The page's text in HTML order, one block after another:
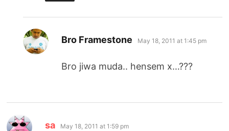
Bro Framestone says:
May 18, 2011 at 1:45 pm
Bro jiwa muda.. hensem x…???
sa says:
May 18, 2011 at 1:59 pm